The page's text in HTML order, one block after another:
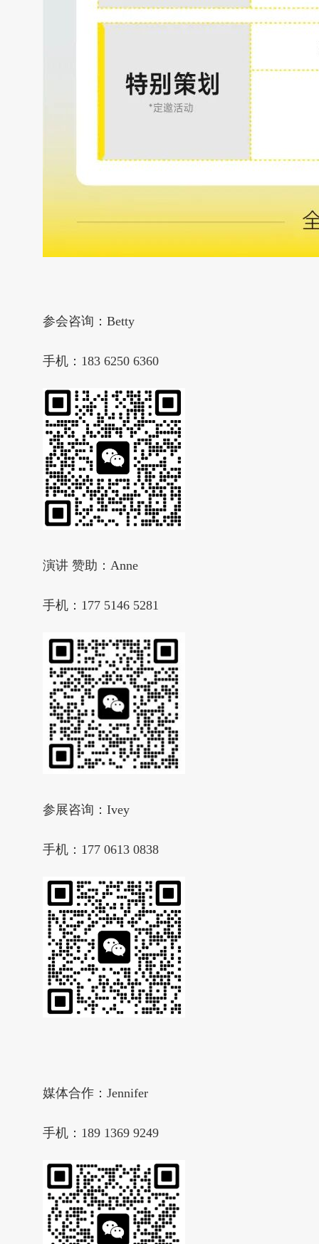
参会咨询：Betty
手机：183 6250 6360
演讲 赞助：Anne
手机：177 5146 5281
参展咨询：Ivey
手机：177 0613 0838
媒体合作：Jennifer
手机：189 1369 9249